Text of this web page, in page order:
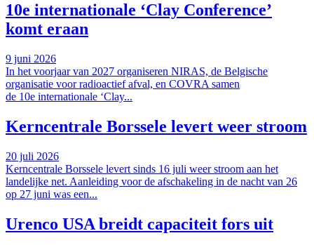
10e internationale ‘Clay Conference’
komt eraan
9 juni 2026
In het voorjaar van 2027 organiseren NIRAS, de Belgische
organisatie voor radioactief afval, en COVRA samen
de 10e internationale ‘Clay...
Kerncentrale Borssele levert weer stroom
20 juli 2026
Kerncentrale Borssele levert sinds 16 juli weer stroom aan het
landelijke net. Aanleiding voor de afschakeling in de nacht van 26
op 27 juni was een...
Urenco USA breidt capaciteit fors uit